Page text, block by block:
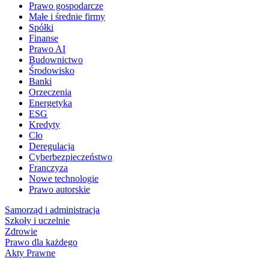
Prawo gospodarcze
Małe i średnie firmy
Spółki
Finanse
Prawo AI
Budownictwo
Środowisko
Banki
Orzeczenia
Energetyka
ESG
Kredyty
Cło
Deregulacja
Cyberbezpieczeństwo
Franczyza
Nowe technologie
Prawo autorskie
Samorząd i administracja
Szkoły i uczelnie
Zdrowie
Prawo dla każdego
Akty Prawne